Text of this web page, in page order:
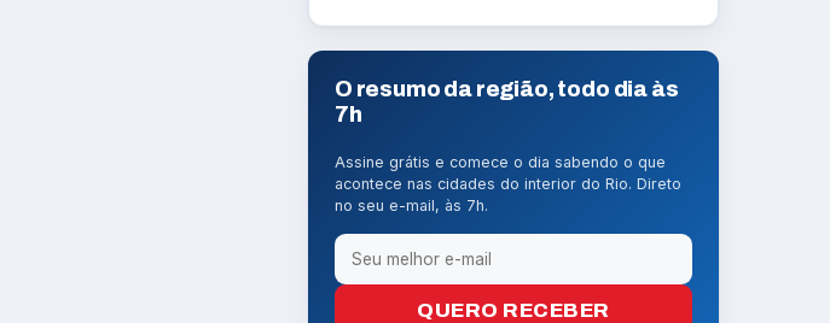
O resumo da região, todo dia às
7h
Assine grátis e comece o dia sabendo o que
acontece nas cidades do interior do Rio. Direto
no seu e-mail, às 7h.
QUERO RECEBER